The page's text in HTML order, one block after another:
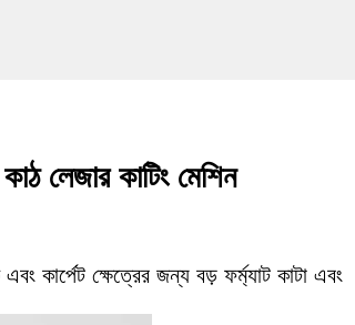
লেজার কাটিং মেশিন
কার্পেট ক্ষেত্রের জন্য বড় ফর্ম্যাট কাটা এবং